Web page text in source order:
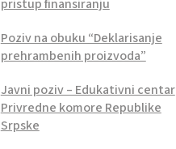
pristup finansiranju
Poziv na obuku “Deklarisanje
prehrambenih proizvoda”
Javni poziv – Edukativni centar
Privredne komore Republike
Srpske